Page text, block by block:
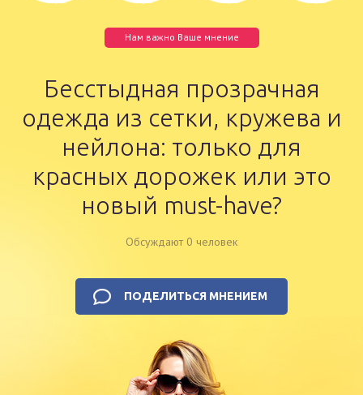
Нам важно Ваше мнение
Бесстыдная прозрачная
одежда из сетки, кружева и
нейлона: только для
красных дорожек или это
новый must-have?
Обсуждают 0 человек
ПОДЕЛИТЬСЯ МНЕНИЕМ